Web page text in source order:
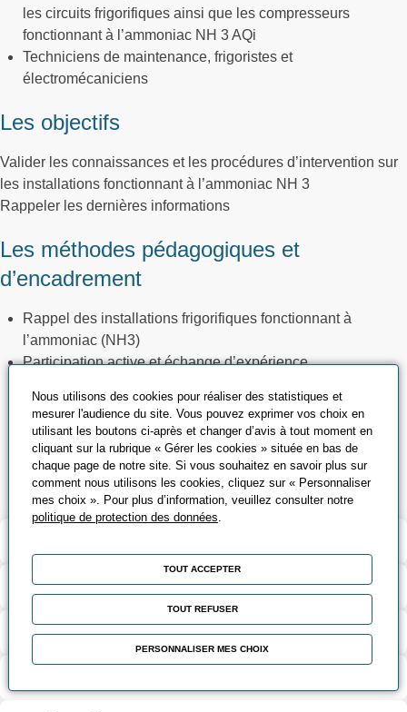
les circuits frigorifiques ainsi que les compresseurs
fonctionnant à l’ammoniac NH 3 AQi
Techniciens de maintenance, frigoristes et
électromécaniciens
Les objectifs
Valider les connaissances et les procédures d’intervention sur
les installations fonctionnant à l’ammoniac NH 3
Rappeler les dernières informations
Les méthodes pédagogiques et
d’encadrement
Rappel des installations frigorifiques fonctionnant à
l’ammoniac (NH3)
Participation active et échange d’expérience
Photos des installations NH 3 du site
Vidéo projection
Documentation technique de l’installation et schémas
frigorifiques
Contenu de la formation
Modalités d’évaluation
Nous utilisons des cookies pour réaliser des statistiques et
mesurer l'audience du site. Vous pouvez exprimer vos choix en
utilisant les boutons ci-après et changer d’avis à tout moment en
cliquant sur la rubrique « Gérer les cookies » située en bas de
chaque page de notre site. Si vous souhaitez en savoir plus sur
comment nous utilisons les cookies, cliquez sur « Personnaliser
mes choix ». Pour plus d’information, veuillez consulter notre
politique de protection des données
TOUT ACCEPTER
TOUT REFUSER
PERSONNALISER MES CHOIX